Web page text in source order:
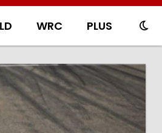
WRC PLUS